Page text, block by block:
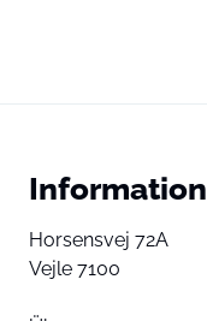
Information
Horsensvej 72A
Vejle 7100